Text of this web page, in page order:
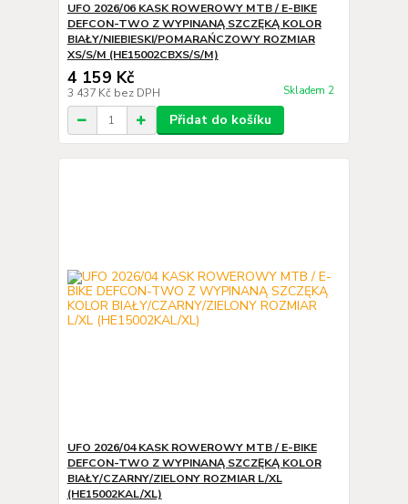
UFO 2026/06 KASK ROWEROWY MTB / E-BIKE
DEFCON-TWO Z WYPINANĄ SZCZĘKĄ KOLOR
BIAŁY/NIEBIESKI/POMARAŃCZOWY ROZMIAR
XS/S/M (HE15002CBXS/S/M)
4 159 Kč
3 437 Kč bez DPH Skladem 2
Přidat do košíku
UFO 2026/04 KASK ROWEROWY MTB / E-BIKE
DEFCON-TWO Z WYPINANĄ SZCZĘKĄ KOLOR
BIAŁY/CZARNY/ZIELONY ROZMIAR L/XL
(HE15002KAL/XL)